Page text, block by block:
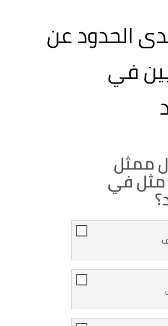
الحدود عن
في
ممثل
في